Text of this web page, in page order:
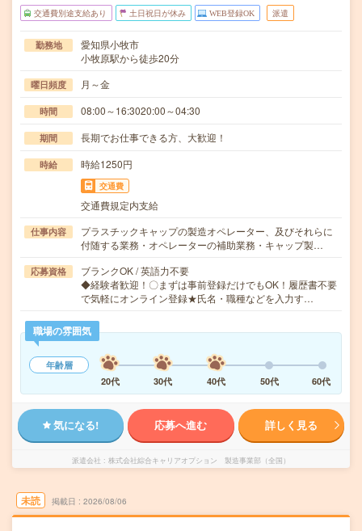
交通費別途支給あり 土日祝日が休み WEB登録OK 派遣
勤務地
愛知県小牧市
小牧原駅から徒歩20分
曜日頻度 月～金
時間 08:00～16:3020:00～04:30
期間 長期でお仕事できる方、大歓迎！
時給 時給1250円
交通費
交通費規定内支給
仕事内容
プラスチックキャップの製造オペレーター、及びそれらに
付随する業務・オペレーターの補助業務・キャップ製…
応募資格
ブランクOK / 英語力不要
◆経験者歓迎！〇まずは事前登録だけでもOK！履歴書不要
で気軽にオンライン登録★氏名・職種などを入力す…
職場の雰囲気
年齢層
20代
30代 40代 50代 60代
気になる! 応募へ進む 詳しく見る
派遣会社 株式会社綜合キャリアオプション 製造事業部（全国）
未読 掲載日 2026/08/06